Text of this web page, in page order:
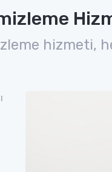
hizmeti,